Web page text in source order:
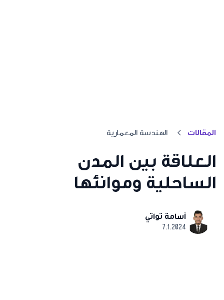
المقالات الهندسة المعمارية
العلاقة بين المدن
الساحلية وموانئها
أسامة تواتي
7.1.2024